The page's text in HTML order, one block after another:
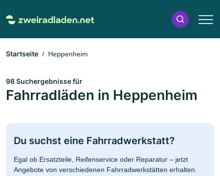
Startseite Heppenheim
98 Suchergebnisse für
Fahrradläden in Heppenheim
Du suchst eine Fahrradwerkstatt?
Egal ob Ersatzteile, Reifenservice oder Reparatur – jetzt
Angebote von verschiedenen Fahrradwerkstätten erhalten.